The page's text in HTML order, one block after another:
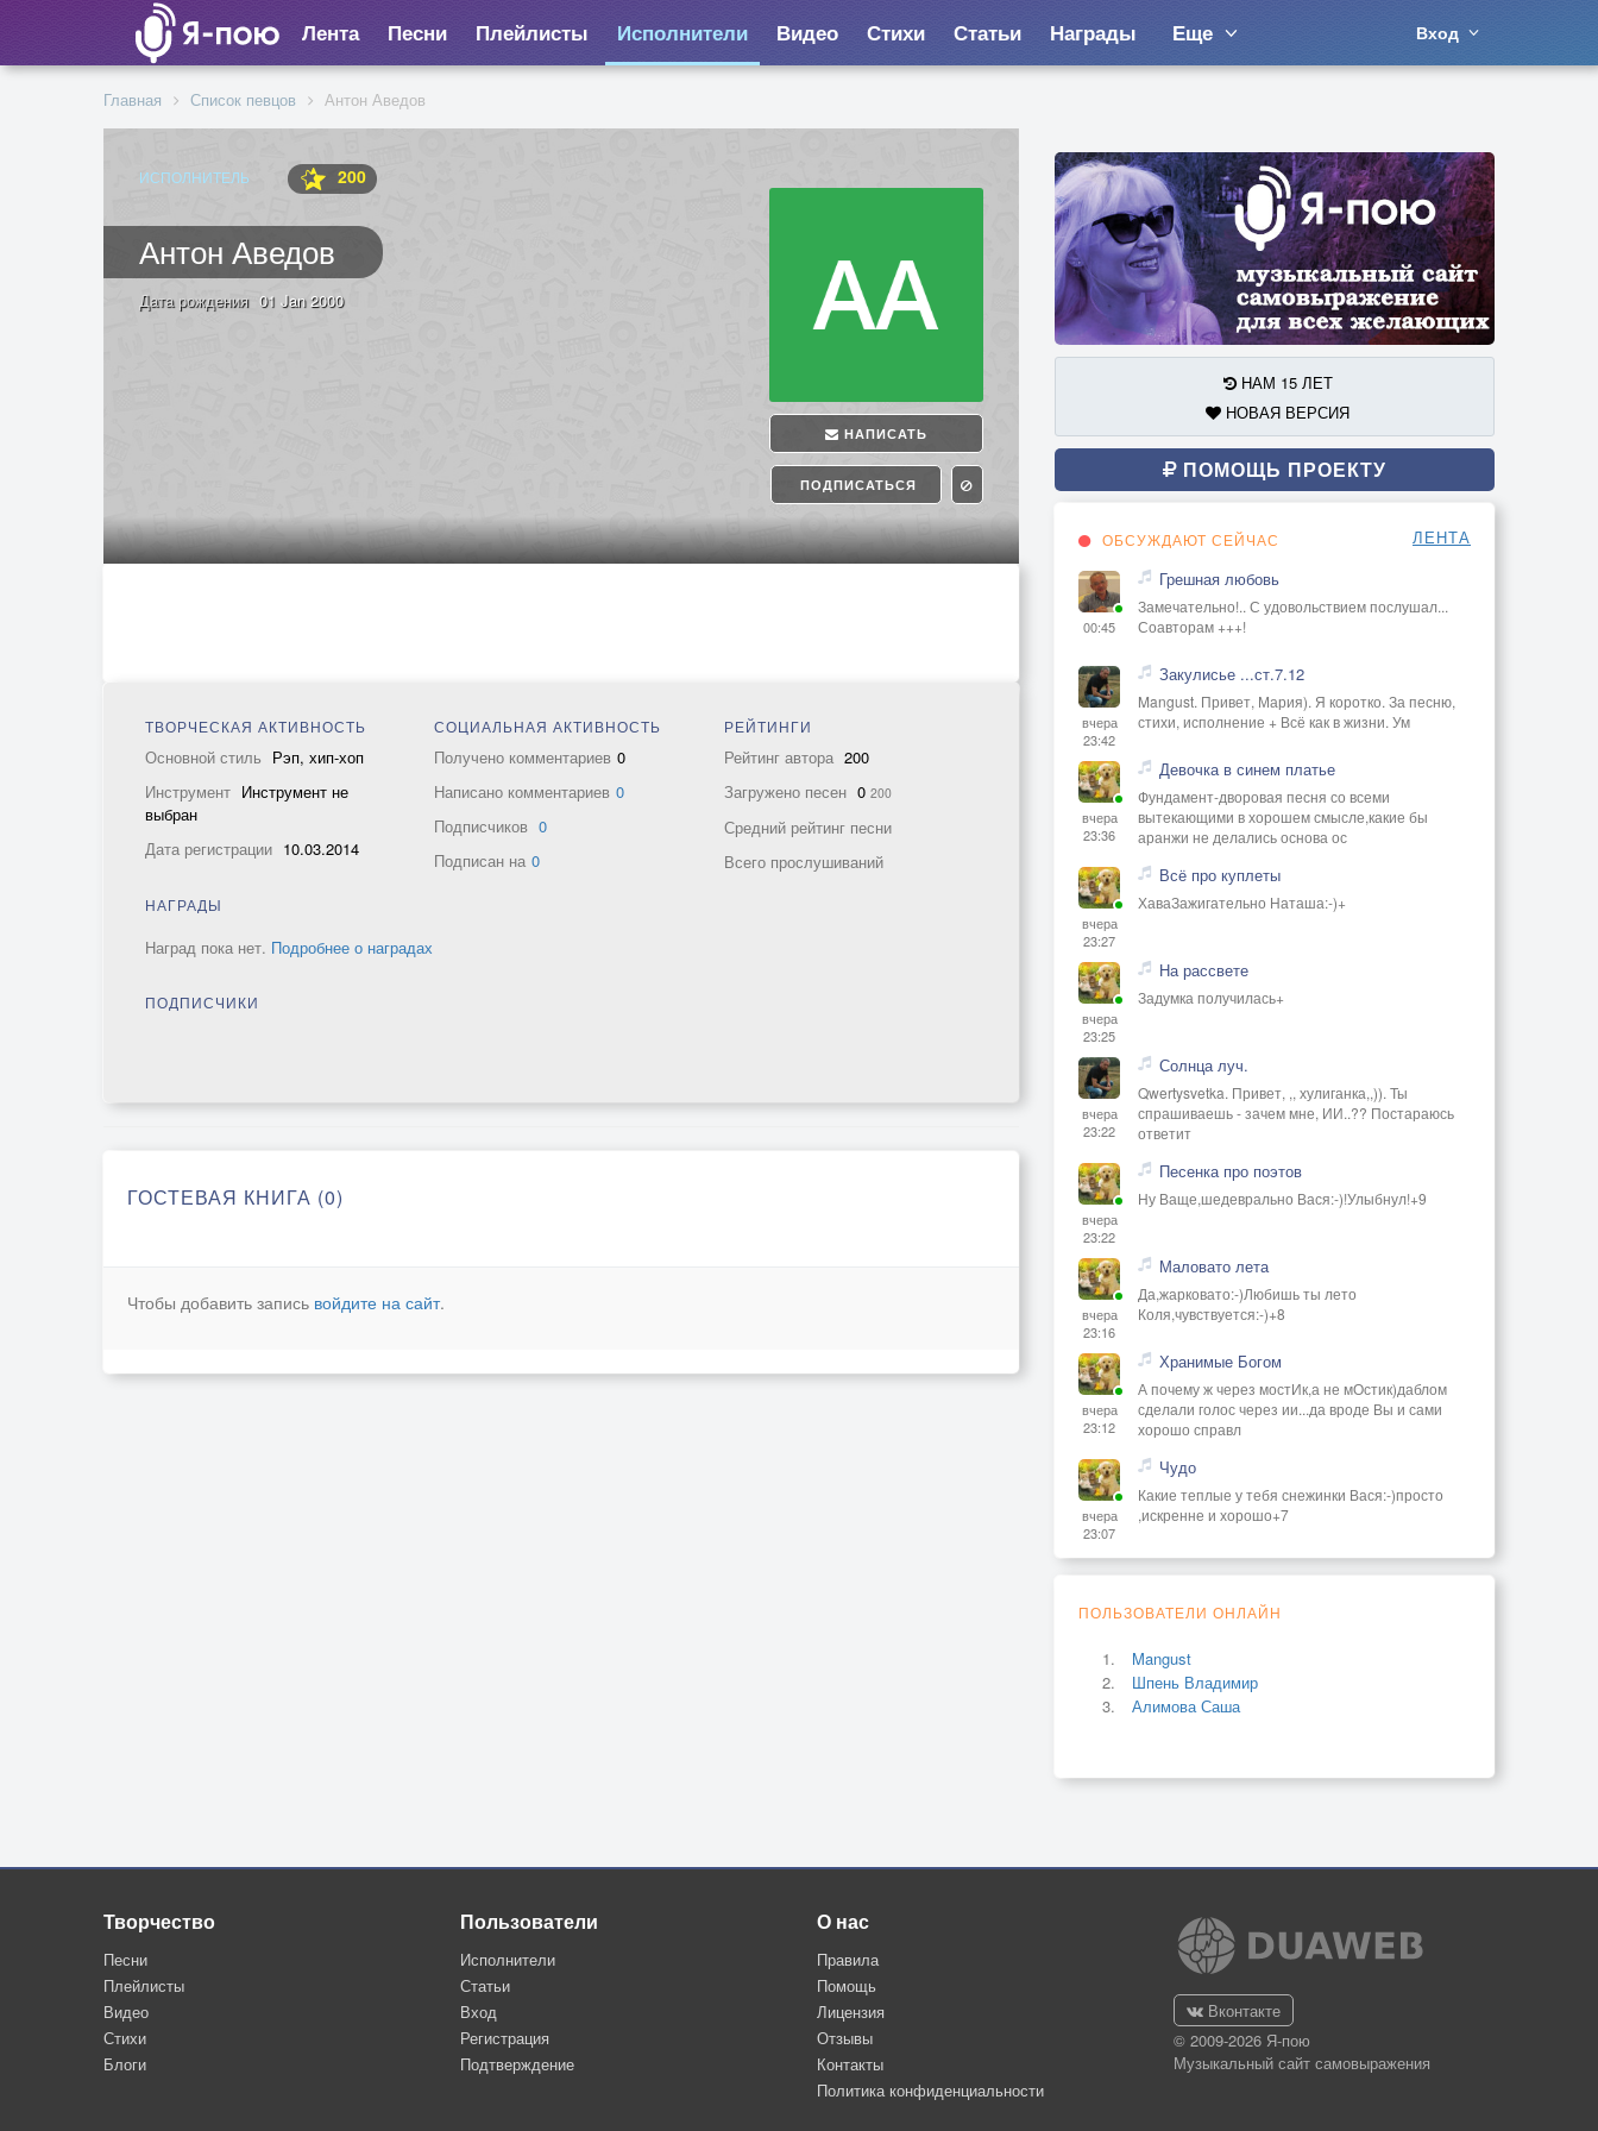
Лента Песни Плейлисты Исполнители Видео Стихи Статьи Награды Еще Вход
Главная Список певцов Антон Аведов
ИСПОЛНИТЕЛЬ 200
Антон Аведов
НАПИСАТЬ
ПОДПИСАТЬСЯ
Дата рождения 01 Jan 2000
ТВОРЧЕСКАЯ АКТИВНОСТЬ
Основной стиль Рэп, хип-хоп
Инструмент Инструмент не
выбран
Дата регистрации 10.03.2014
СОЦИАЛЬНАЯ АКТИВНОСТЬ
Получено комментариев 0
Написано комментариев 0
Подписчиков 0
Подписан на 0
РЕЙТИНГИ
Рейтинг автора 200
Загружено песен 0 200
Средний рейтинг песни
Всего прослушиваний
НАГРАДЫ
Наград пока нет. Подробнее о наградах
ПОДПИСЧИКИ
ГОСТЕВАЯ КНИГА (0)
Чтобы добавить запись войдите на сайт.
НАМ 15 ЛЕТ
НОВАЯ ВЕРСИЯ
ПОМОЩЬ ПРОЕКТУ
ОБСУЖДАЮТ СЕЙЧАС ЛЕНТА
00:45
Грешная любовь
Замечательно!.. С удовольствием послушал...
Соавторам +++!
вчера
23:42
Закулисье ...ст.7.12
Mangust. Привет, Мария). Я коротко. За песню,
стихи, исполнение + Всё как в жизни. Ум
вчера
23:36
Девочка в синем платье
Фундамент-дворовая песня со всеми
вытекающими в хорошем смысле,какие бы
аранжи не делались основа ос
вчера
23:27
Всё про куплеты
ХаваЗажигательно Наташа:-)+
вчера
23:25
На рассвете
Задумка получилась+
вчера
23:22
Солнца луч.
Qwertysvetka. Привет, ,, хулиганка,,)). Ты
спрашиваешь - зачем мне, ИИ..?? Постараюсь
ответит
вчера
23:22
Песенка про поэтов
Ну Ваще,шедеврально Вася:-)!Улыбнул!+9
вчера
23:16
Маловато лета
Да,жарковато:-)Любишь ты лето
Коля,чувствуется:-)+8
вчера
23:12
Хранимые Богом
А почему ж через мостИк,а не мОстик)даблом
сделали голос через ии...да вроде Вы и сами
хорошо справл
вчера
23:07
Чудо
Какие теплые у тебя снежинки Вася:-)просто
,искренне и хорошо+7
ПОЛЬЗОВАТЕЛИ ОНЛАЙН
Mangust
Шпень Владимир
Алимова Саша
Творчество
Песни
Плейлисты
Видео
Стихи
Блоги
Пользователи
Исполнители
Статьи
Вход
Регистрация
Подтверждение
О нас
Правила
Помощь
Лицензия
Отзывы
Контакты
Политика конфиденциальности
Вконтакте
© 2009-2026 Я-пою
Музыкальный сайт самовыражения